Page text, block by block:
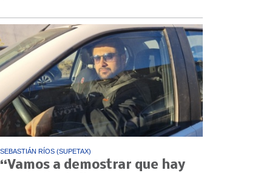
SEBASTIÁN RÍOS (SUPETAX)
“Vamos a demostrar que hay